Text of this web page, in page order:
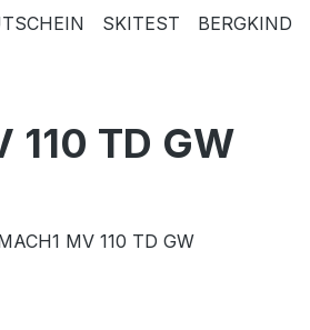
SKITEST BERGKIND
110 TD GW